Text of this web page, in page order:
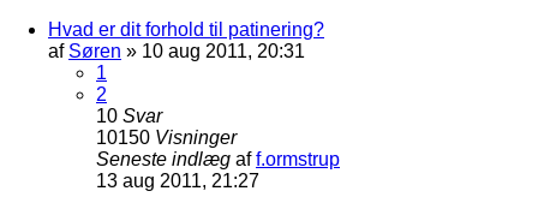
Hvad er dit forhold til patinering?
af Søren » 10 aug 2011, 20:31
1
2
10 Svar
10150 Visninger
Seneste indlæg aff.ormstrup
13 aug 2011, 21:27